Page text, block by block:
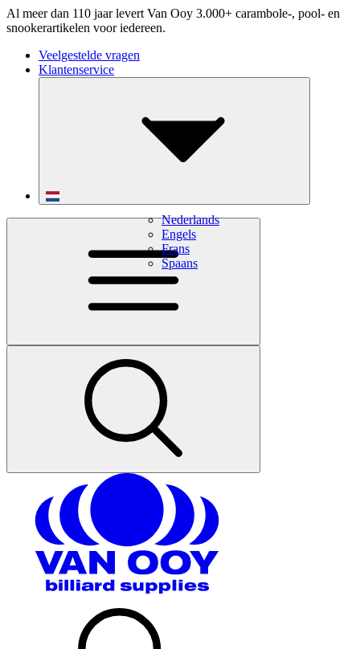
Al meer dan 110 jaar levert Van Ooy 3.000+ carambole-, pool- en
snookerartikelen voor iedereen.
Veelgestelde vragen
Klantenservice
Nederlands
Engels
Frans
Spaans